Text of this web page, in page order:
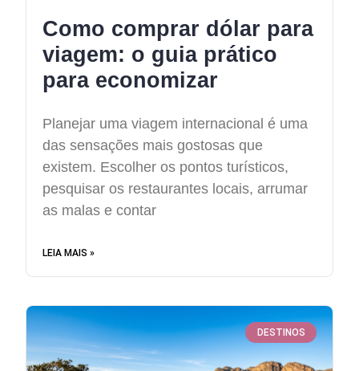
Como comprar dólar para
viagem: o guia prático
para economizar
Planejar uma viagem internacional é uma
das sensações mais gostosas que
existem. Escolher os pontos turísticos,
pesquisar os restaurantes locais, arrumar
as malas e contar
LEIA MAIS »
DESTINOS